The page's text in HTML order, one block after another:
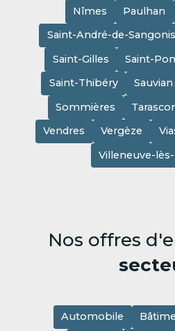
Nîmes
Paulhan
Saint-André-de-Sangonis
Saint-Gilles
Saint-
Saint-Thibéry
Sauvian
Sommières
Vendres
Vergèze
Villeneuve-
Nos offres
Automobile